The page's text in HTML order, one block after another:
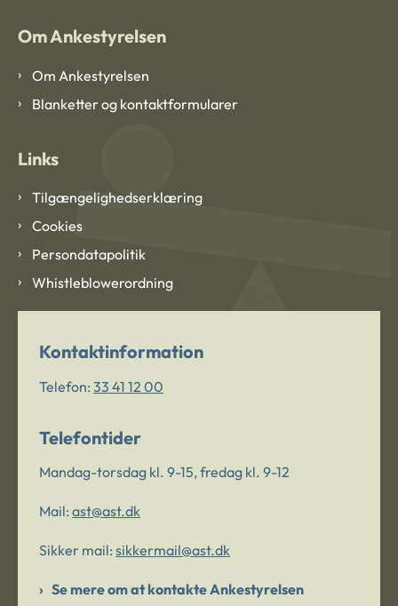
Om Ankestyrelsen
Om Ankestyrelsen
Blanketter og kontaktformularer
Links
Tilgængelighedserklæring
Cookies
Persondatapolitik
Whistleblowerordning
Kontaktinformation
Telefon: 33 41 12 00
Telefontider
Mandag-torsdag kl. 9-15, fredag kl. 9-12
Mail: ast@ast.dk
Sikker mail: sikkermail@ast.dk
Se mere om at kontakte Ankestyrelsen